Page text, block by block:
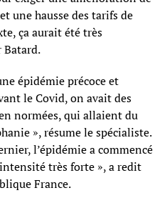
une hausse des tarifs de
ça aurait été très
Batard.
épidémie précoce et
le Covid, on avait des
normées, qui allaient du
», résume le spécialiste.
l’épidémie a commencé
très forte », a redit
France.